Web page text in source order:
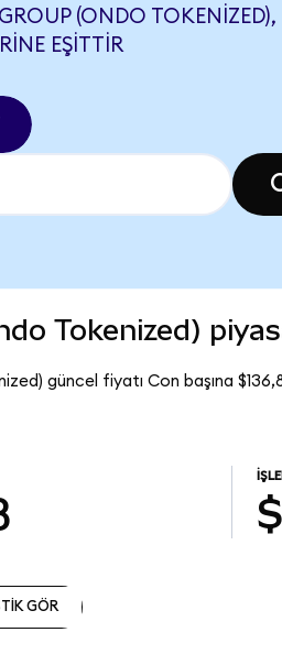
(ONDO TOKENIZED),
EŞITTIR
Tokenized)
güncel fiyatı Con başına
GÖR